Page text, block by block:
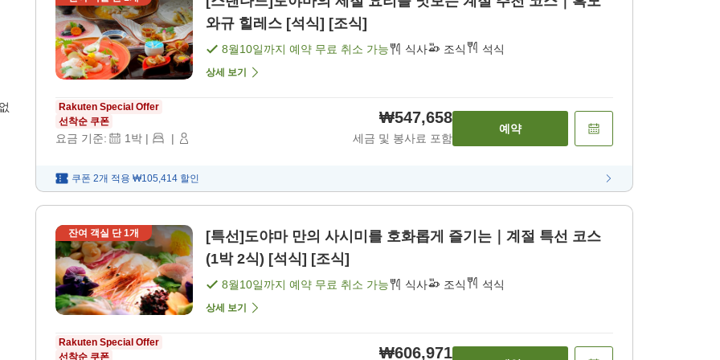
와규 힐레스 [석식] [조식]
8월10일까지 예약 무료 취소 가능 식사 조식 석식
상세 보기
Rakuten Special Offer
선착순 쿠폰
요금 기준: 1박 | |
₩547,658
세금 및 봉사료 포함
예약
쿠폰 2개 적용 ₩105,414 할인
잔여 객실 단1개
[특선]도야마 만의 사시미를 호화롭게 즐기는｜계절 특선 코스
(1박 2식) [석식] [조식]
8월10일까지 예약 무료 취소 가능 식사 조식 석식
상세 보기
Rakuten Special Offer
선착순 쿠폰
₩606,971